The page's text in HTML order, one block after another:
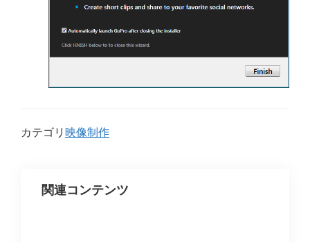
カテゴリ 映像制作
関連コンテンツ